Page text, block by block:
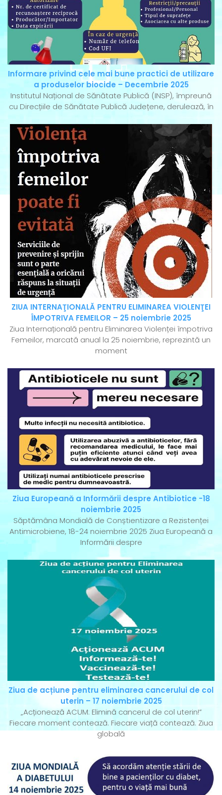
Informare privind cele mai bune practici de utilizare
a produselor biocide – Decembrie 2025
Institutul Național de Sănătate Publică (INSP), împreună
cu Direcțiile de Sănătate Publică Județene, derulează, în
ZIUA INTERNAŢIONALĂ PENTRU ELIMINAREA VIOLENŢEI
ÎMPOTRIVA FEMEILOR – 25 noiembrie 2025
Ziua Internațională pentru Eliminarea Violenței împotriva
Femeilor, marcată anual la 25 noiembrie, reprezintă un
moment
Ziua Europeană a Informării despre Antibiotice -18
noiembrie 2025
Săptămâna Mondială de Conștientizare a Rezistenței
Antimicrobiene, 18-24 noiembrie 2025 Ziua Europeană a
Informării despre
Ziua de acțiune pentru eliminarea cancerului de col
uterin – 17 noiembrie 2025
„Acționează ACUM: Elimină cancerul de col uterin!”
Fiecare moment contează. Fiecare viață contează. Ziua
globală